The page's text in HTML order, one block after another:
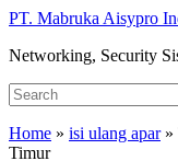
Skip
main
PT. Mabruka Aisypro
Networking, Security
Search
for:
Home » isi ulang apar»
Timur